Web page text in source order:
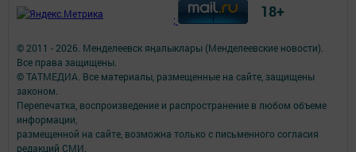
© 2011 - 2026. Менделеевск яӊалыклары (Менделеевские новости).
Все права защищены.
© ТАТМЕДИА. Все материалы, размещенные на сайте, защищены
законом.
Перепечатка, воспроизведение и распространение в любом объеме
информации,
размещенной на сайте, возможна только с письменного согласия
редакций СМИ.
; 18+